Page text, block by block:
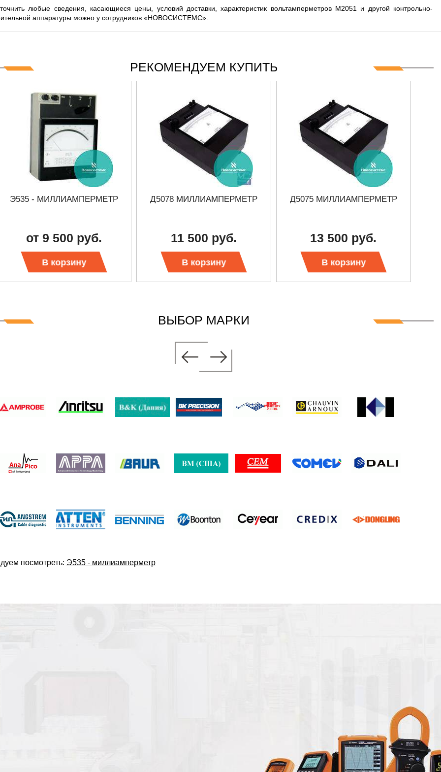
любые сведения, касающиеся цены, условий доставки, характеристик вольтамперметров М2051 и другой контрольно-
аппаратуры можно у сотрудников «НОВОСИСТЕМС».
РЕКОМЕНДУЕМ КУПИТЬ
Э535 - МИЛЛИАМПЕРМЕТР
от 9 500 руб.
В корзину
Д5078 МИЛЛИАМПЕРМЕТР
11 500 руб.
В корзину
Д5075 МИЛЛИАМПЕРМЕТР
13 500 руб.
В корзину
ВЫБОР МАРКИ
посмотреть: Э535 - миллиамперметр